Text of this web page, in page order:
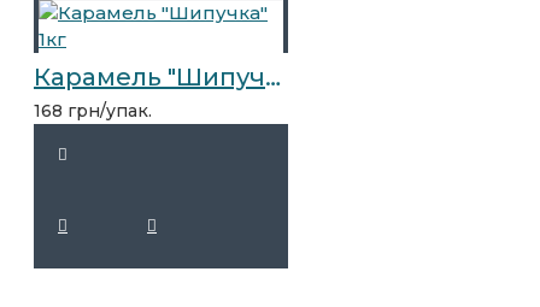
Карамель "Шипучка" 1кг
168 грн/упак.